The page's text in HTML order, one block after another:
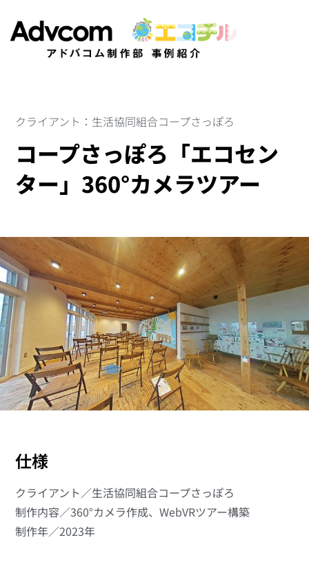
クライアント：生活協同組合コープさっぽろ
コープさっぽろ「エコセン
ター」360°カメラツアー
仕様
クライアント／生活協同組合コープさっぽろ
制作内容／360°カメラ作成、WebVRツアー構築
制作年／2023年